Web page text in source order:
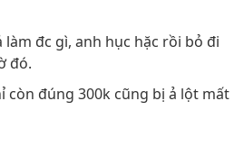
đc gì, anh hục hặc rồi bỏ đi
đó.
còn đúng 300k cũng bị ả lột mất